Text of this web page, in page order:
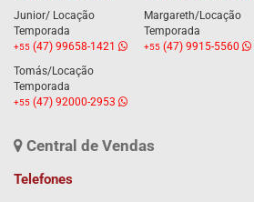
Junior/ Locação
Temporada
+55 (47) 99658-1421
Margareth/Locação
Temporada
+55(47) 9915-5560
Tomás/Locação
Temporada
+55 (47) 92000-2953
Central de Vendas
Telefones